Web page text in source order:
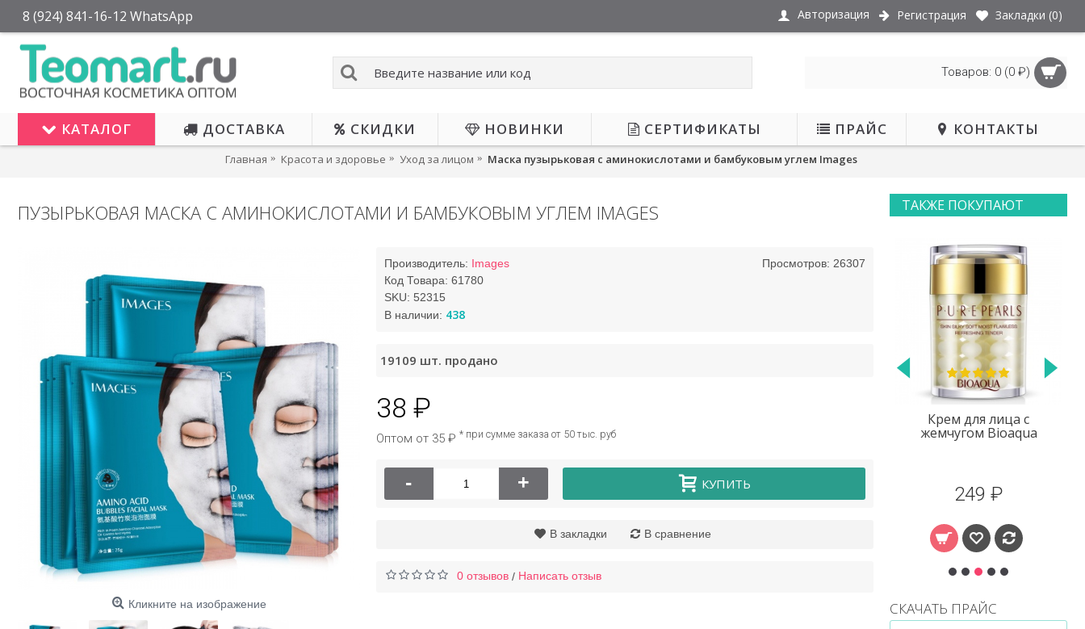
8 (924) 841-16-12 WhatsApp Авторизация Регистрация Закладки (0)
Товаров: 0 (0 ₽)
КАТАЛОГ ДОСТАВКА СКИДКИ НОВИНКИ СЕРТИФИКАТЫ ПРАЙС КОНТАКТЫ
Главная Красота и здоровье Уход за лицом Маска пузырьковая с аминокислотами и бамбуковым углем Images
ТАКЖЕ ПОКУПАЮТ
Маска для лица Animal
Dog Bioaqua
48 ₽
гиалуроновой кислотой
64 ₽ 249 ₽
Крем для лица
гиалуроновая кислота
Bioaqua
218 ₽
СКАЧАТЬ ПРАЙС
ПУЗЫРЬКОВАЯ МАСКА С АМИНОКИСЛОТАМИ И БАМБУКОВЫМ УГЛЕМ IMAGES
Кликните на изображение
Просмотров: 26307
Производитель: Images
Код Товара: 61780
SKU: 52315
В наличии: 438
19109 шт. продано
38 ₽
Оптом от 35 ₽ * при сумме заказа от 50 тыс. руб
- + КУПИТЬ
В закладки В сравнение
0 отзывов / Написать отзыв